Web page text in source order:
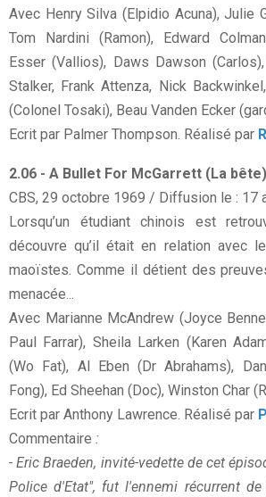
Avec Henry Silva (Elpidio Acuna), Julie
Tom Nardini (Ramon), Edward
Esser (Vallios), Daws Dawson
Stalker, Frank Attenza, Nick
(Colonel Tosaki), Beau Vanden Ecker
Ecrit par Palmer Thompson. Réalisé par
2.06 - A Bullet For McGarrett (La bête)
CBS, 29 octobre 1969 / Diffusion le : 17
Lorsqu’un étudiant chinois est
découvre qu’il était en relation avec
maoïstes. Comme il détient des
menacée...
Avec Marianne McAndrew (Joyce
Paul Farrar), Sheila Larken (Karen
(Wo Fat), Al Eben (Dr Abrahams),
Fong), Ed Sheehan (Doc), Winston Char
Ecrit par Anthony Lawrence. Réalisé par
Commentaire :
- Eric Braeden, invité-vedette de cet
Police d'Etat", fut l'ennemi récurrent de